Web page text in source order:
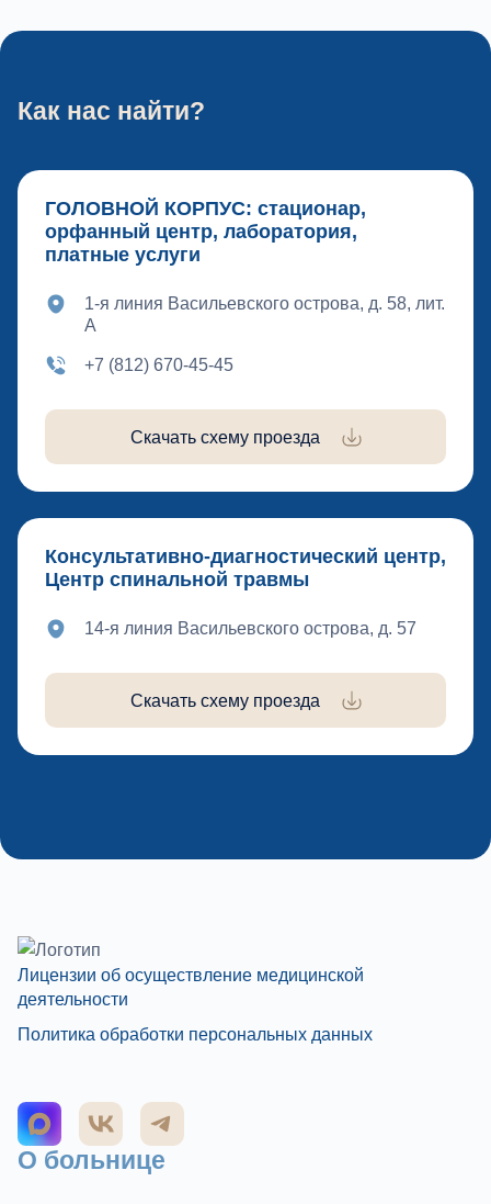
Как нас найти?
ГОЛОВНОЙ КОРПУС: стационар,
орфанный центр, лаборатория,
платные услуги
1-я линия Васильевского острова, д. 58, лит.
А
+7 (812) 670-45-45
Скачать схему проезда
Консультативно-диагностический центр,
Центр спинальной травмы
14-я линия Васильевского острова, д. 57
Скачать схему проезда
Лицензии об осуществление медицинской
деятельности
Политика обработки персональных данных
О больнице